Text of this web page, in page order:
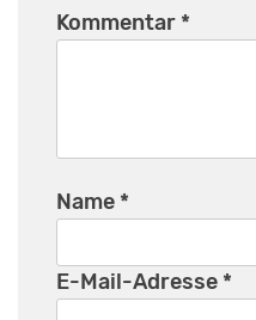
Kommentar *
Name *
E-Mail-Adresse *